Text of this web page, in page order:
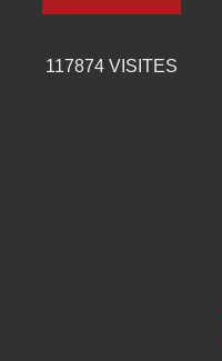
117874VISITES